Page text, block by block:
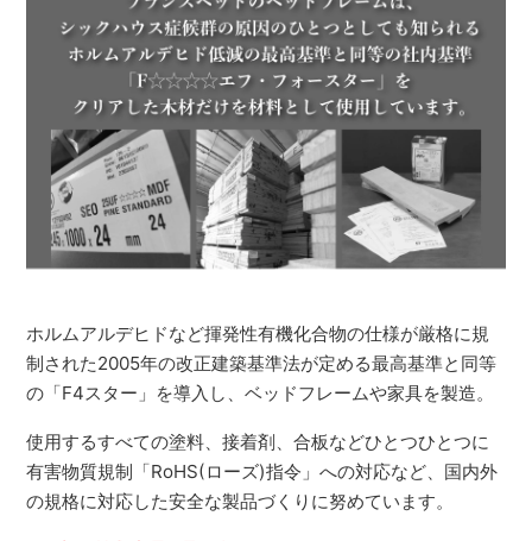
ホルムアルデヒドなど揮発性有機化合物の仕様が厳格に規
制された2005年の改正建築基準法が定める最高基準と同等
の「F4スター」を導入し、ベッドフレームや家具を製造。
使用するすべての塗料、接着剤、合板などひとつひとつに
有害物質規制「RoHS(ローズ)指令」への対応など、国内外
の規格に対応した安全な製品づくりに努めています。